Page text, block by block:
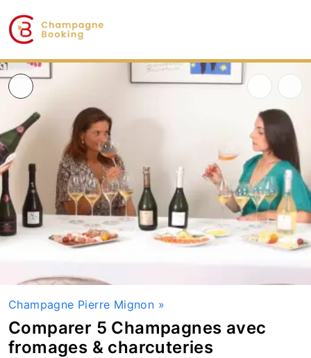
Champagne Pierre Mignon »
Comparer 5 Champagnes avec
fromages & charcuteries